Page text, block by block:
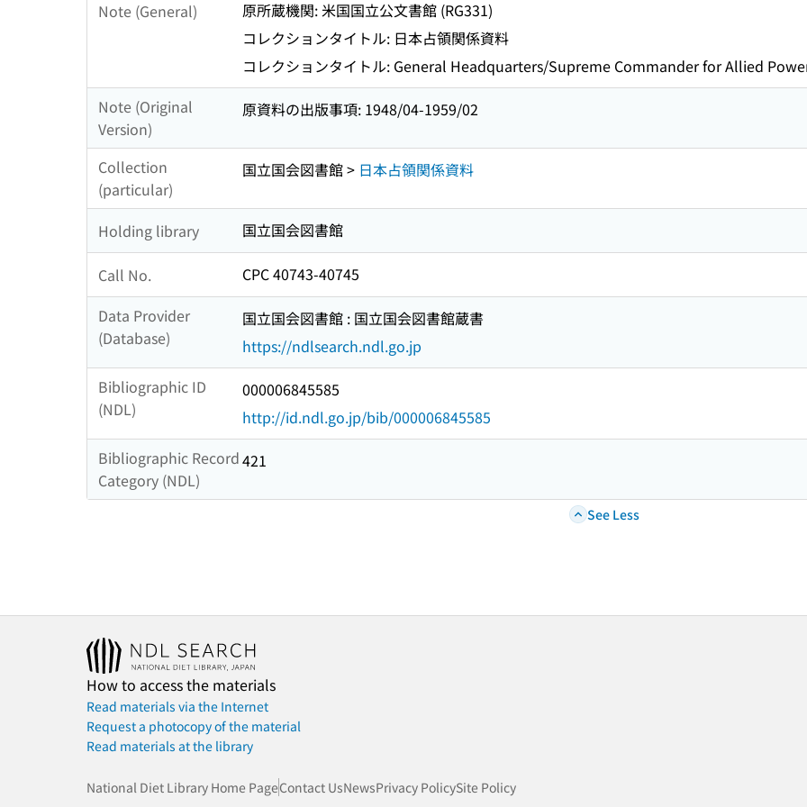
Note (General)
原所蔵機関: 米国国立公文書館 (RG331)
コレクションタイトル: 日本占領関係資料
コレクションタイトル: General Headquarters/Supreme Commander for Allied
Note (Original
Version)
原資料の出版事項: 1948/04-1959/02
Collection
(particular)
国立国会図書館 > 日本占領関係資料
Holding library 国立国会図書館
Call No.
CPC 40743-40745
Data Provider
(Database)
国立国会図書館 : 国立国会図書館蔵書
https://ndlsearch.ndl.go.jp
Bibliographic ID
(NDL)
000006845585
http://id.ndl.go.jp/bib/000006845585
Bibliographic Record
Category (NDL)
421
See Less
How to access the materials
Read materials via the Internet
Request a photocopy of the material
Read materials at the library
National Diet Library Home PageContact UsNewsPrivacy PolicySite Policy